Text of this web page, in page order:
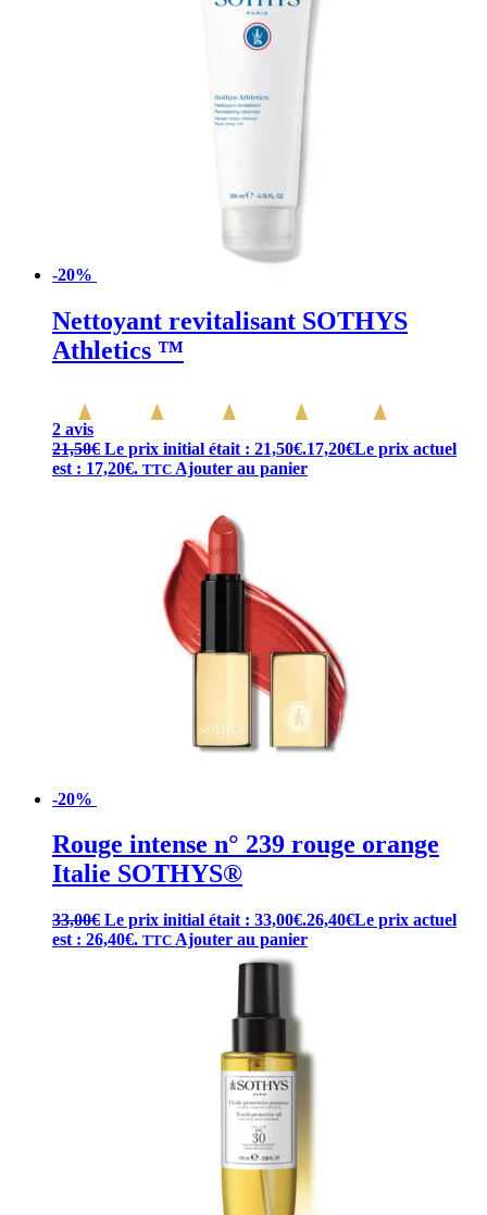
-20%
Nettoyant revitalisant SOTHYS
Athletics ™
2 avis
21,50€ Le prix initial était : 21,50€.17,20€Le prix actuel
est : 17,20€. TTC Ajouter au panier
-20%
Rouge intense n° 239 rouge orange
Italie SOTHYS®
33,00€ Le prix initial était : 33,00€.26,40€Le prix actuel
est : 26,40€. TTC Ajouter au panier